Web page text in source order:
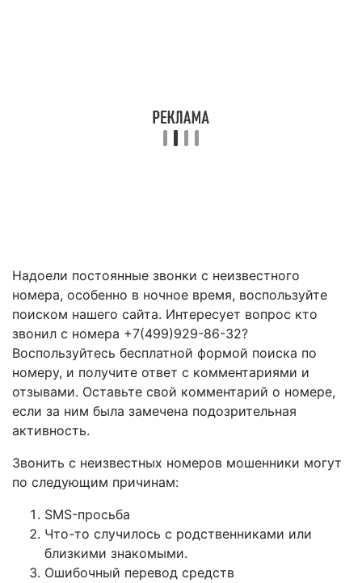
Надоели постоянные звонки с неизвестного
номера, особенно в ночное время, воспользуйте
поиском нашего сайта. Интересует вопрос кто
звонил с номера +7(499)929-86-32?
Воспользуйтесь бесплатной формой поиска по
номеру, и получите ответ с комментариями и
отзывами. Оставьте свой комментарий о номере,
если за ним была замечена подозрительная
активность.
Звонить с неизвестных номеров мошенники могут
по следующим причинам:
SMS-просьба
Что-то случилось с родственниками или
близкими знакомыми.
Ошибочный перевод средств